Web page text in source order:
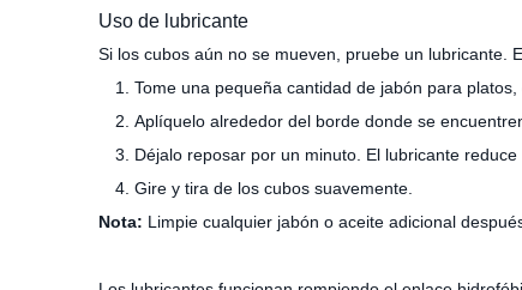
Uso de lubricante
Si los cubos aún no se mueven, pruebe un lubricante.
Tome una pequeña cantidad de jabón para
Aplíquelo alrededor del borde donde se
Déjalo reposar por un minuto. El lubricante
Gire y tira de los cubos suavemente.
Nota: Limpie cualquier jabón o aceite adicional